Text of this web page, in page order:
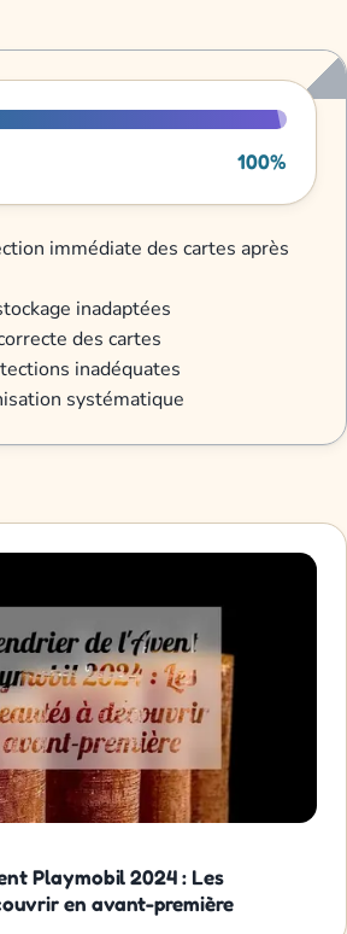
100%
immédiate des cartes après
inadaptées
des cartes
inadéquates
systématique
Playmobil 2024 : Les
en avant-première